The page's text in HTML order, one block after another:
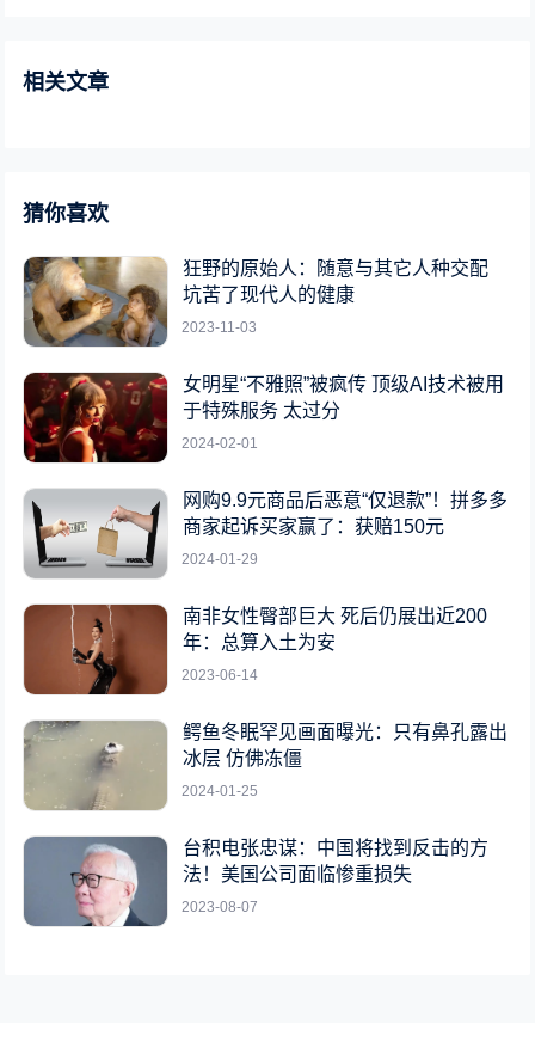
相关文章
猜你喜欢
狂野的原始人：随意与其它人种交配
坑苦了现代人的健康
2023-11-03
女明星“不雅照”被疯传 顶级AI技术被用
于特殊服务 太过分
2024-02-01
网购9.9元商品后恶意“仅退款”！拼多多
商家起诉买家赢了：获赔150元
2024-01-29
南非女性臀部巨大 死后仍展出近200
年：总算入土为安
2023-06-14
鳄鱼冬眠罕见画面曝光：只有鼻孔露出
冰层 仿佛冻僵
2024-01-25
台积电张忠谋：中国将找到反击的方
法！美国公司面临惨重损失
2023-08-07